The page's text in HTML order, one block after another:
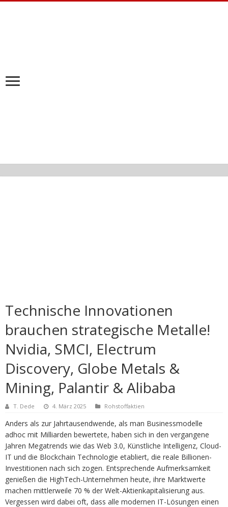
Technische Innovationen
brauchen strategische Metalle!
Nvidia, SMCI, Electrum
Discovery, Globe Metals &
Mining, Palantir & Alibaba
T. Dede 4. März 2025 Rohstoffaktien
Anders als zur Jahrtausendwende, als man Businessmodelle
adhoc mit Milliarden bewertete, haben sich in den vergangene
Jahren Megatrends wie das Web 3.0, Künstliche Intelligenz, Cloud-
IT und die Blockchain Technologie etabliert, die reale Billionen-
Investitionen nach sich zogen. Entsprechende Aufmerksamkeit
genießen die HighTech-Unternehmen heute, ihre Marktwerte
machen mittlerweile 70 % der Welt-Aktienkapitalisierung aus.
Vergessen wird dabei oft, dass alle modernen IT-Lösungen einen